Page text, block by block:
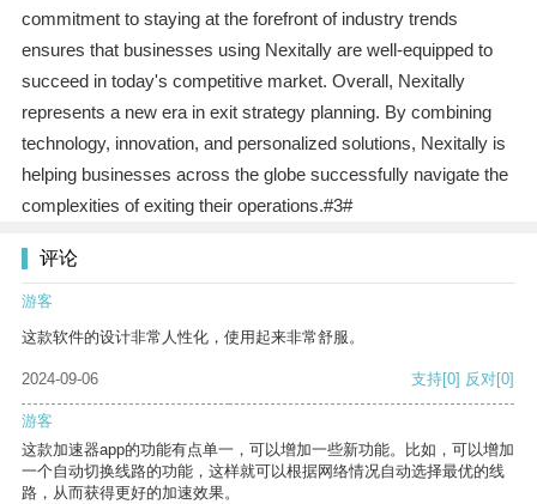
commitment to staying at the forefront of industry trends
ensures that businesses using Nexitally are well-equipped to
succeed in today's competitive market. Overall, Nexitally
represents a new era in exit strategy planning. By combining
technology, innovation, and personalized solutions, Nexitally is
helping businesses across the globe successfully navigate the
complexities of exiting their operations.#3#
评论
游客
这款软件的设计非常人性化，使用起来非常舒服。
2024-09-06 支持[0] 反对[0]
游客
这款加速器app的功能有点单一，可以增加一些新功能。比如，可以增加
一个自动切换线路的功能，这样就可以根据网络情况自动选择最优的线
路，从而获得更好的加速效果。